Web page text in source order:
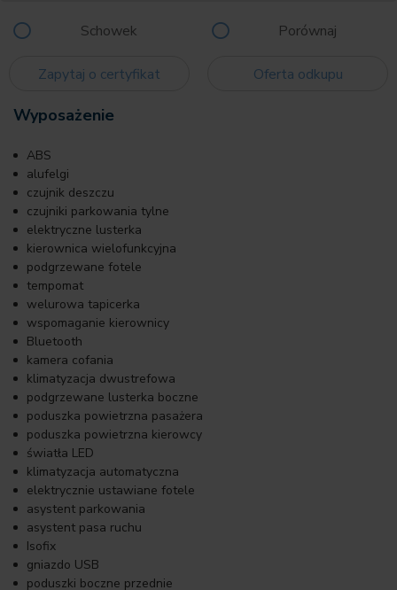
Schowek Porównaj
Zapytaj o certyfikat Oferta odkupu
Wyposażenie
ABS
alufelgi
czujnik deszczu
czujniki parkowania tylne
elektryczne lusterka
kierownica wielofunkcyjna
podgrzewane fotele
tempomat
welurowa tapicerka
wspomaganie kierownicy
Bluetooth
kamera cofania
klimatyzacja dwustrefowa
podgrzewane lusterka boczne
poduszka powietrzna pasażera
poduszka powietrzna kierowcy
światła LED
klimatyzacja automatyczna
elektrycznie ustawiane fotele
asystent parkowania
asystent pasa ruchu
Isofix
gniazdo USB
poduszki boczne przednie